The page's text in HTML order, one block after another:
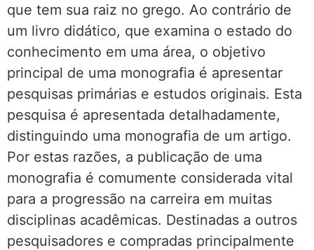
que tem sua raiz no grego. Ao contrário de
um livro didático, que examina o estado do
conhecimento em uma área, o objetivo
principal de uma monografia é apresentar
pesquisas primárias e estudos originais. Esta
pesquisa é apresentada detalhadamente,
distinguindo uma monografia de um artigo.
Por estas razões, a publicação de uma
monografia é comumente considerada vital
para a progressão na carreira em muitas
disciplinas acadêmicas. Destinadas a outros
pesquisadores e compradas principalmente